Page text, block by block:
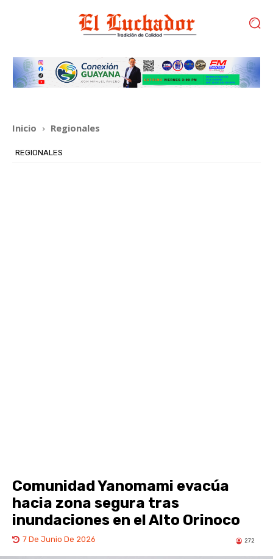
Inicio Regionales
REGIONALES
Comunidad Yanomami evacúa
hacia zona segura tras
inundaciones en el Alto Orinoco
7 De Junio De 2026 272